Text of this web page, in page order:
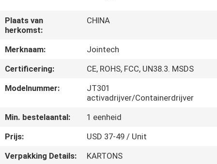
ONGEVEER
ONS
FABRIEKSREIS
KWALITEITSCONTROLE
CONTACTEER
ONS
Plaats van
herkomst:
CHINA
Merknaam:
Jointech
Certificering:
CE, ROHS, FCC, UN38.3. MSDS
Modelnummer:
JT301
activadrijver/Containerdrijver
Min. bestelaantal:
1 eenheid
Prijs:
USD 37-49 / Unit
Verpakking Details:
KARTONS